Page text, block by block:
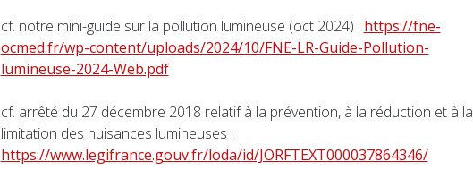
cf. notre mini-guide sur la pollution lumineuse (oct 2024) : https://fne-
ocmed.fr/wp-content/uploads/2024/10/FNE-LR-Guide-Pollution-
lumineuse-2024-Web.pdf
cf. arrêté du 27 décembre 2018 relatif à la prévention, à la réduction et à la
limitation des nuisances lumineuses :
https://www.legifrance.gouv.fr/loda/id/JORFTEXT000037864346/